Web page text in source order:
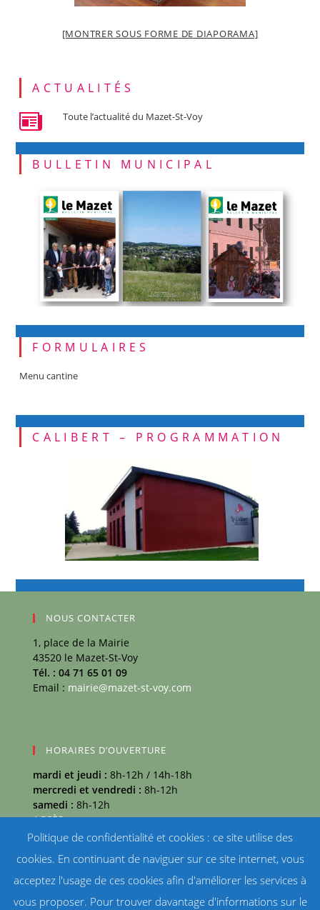
[MONTRER SOUS FORME DE DIAPORAMA]
ACTUALITÉS
Toute l’actualité du Mazet-St-Voy
BULLETIN MUNICIPAL
FORMULAIRES
Menu cantine
CALIBERT – PROGRAMMATION
NOUS CONTACTER
1, place de la Mairie
43520 le Mazet-St-Voy
Tél. : 04 71 65 01 09
Email : mairie@mazet-st-voy.com
HORAIRES D’OUVERTURE
mardi et jeudi : 8h-12h / 14h-18h
mercredi et vendredi : 8h-12h
samedi : 8h-12h
ACCÈS
MÉTÉO
Mazet-Saint-Voy température
Politique de confidentialité et cookies : ce site utilise des
cookies. En continuant de naviguer sur ce site internet, vous
acceptez l'usage de ces cookies afin d'améliorer les services à
vous proposer. Pour trouver davantage d'informations sur le